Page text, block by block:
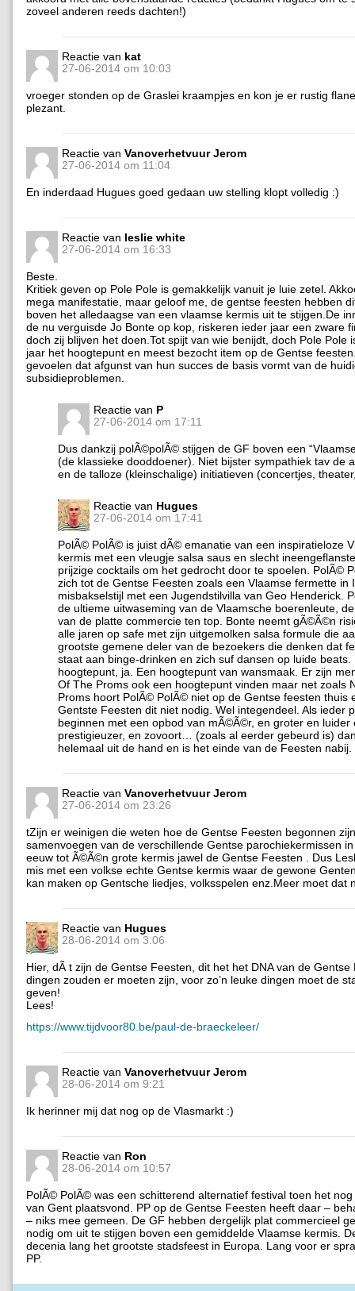
zoveel anderen reeds dachten!)
Reactie van kat
27-06-2014 om 10:03
vroeger stonden op de Graslei kraampjes en kon je er rustig
plezant.
Reactie van Vanoverhetvuur Jerom
27-06-2014 om 11:04
En inderdaad Hugues goed gedaan uw stelling klopt volledig :)
Reactie van leslie white
27-06-2014 om 16:33
Beste.
Kritiek geven op Pole Pole is gemakkelijk vanuit je luie zetel.
mega manifestatie, maar geloof me, de gentse feesten hebben
boven het alledaagse van een vlaamse kermis uit te stijgen.De
de nu verguisde Jo Bonte op kop, riskeren ieder jaar een zware
doch zij blijven het doen.Tot spijt van wie benijdt, doch Pole Pole
jaar het hoogtepunt en meest bezocht item op de Gentse
gevoelen dat afgunst van hun succes de basis vormt van de
subsidieproblemen.
Reactie van P
27-06-2014 om 17:11
Dus dankzij polÃ©polÃ© stijgen de GF boven een
(de klassieke dooddoener). Niet bijster sympathiek tav de
en de talloze (kleinschalige) initiatieven (concertjes,
Reactie van Hugues
27-06-2014 om 17:41
PolÃ© PolÃ© is juist dÃ© emanatie van een inspiratieloze
kermis met een vleugje salsa saus en slecht
prijzige cocktails om het gedrocht door te spoelen. PolÃ©
zich tot de Gentse Feesten zoals een Vlaamse fermette in
misbakselstijl met een Jugendstilvilla van Geo Henderick.
de ultieme uitwaseming van de Vlaamsche boerenleute,
van de platte commercie ten top. Bonte neemt gÃ©Ã©n
alle jaren op safe met zijn uitgemolken salsa formule die
grootste gemene deler van de bezoekers die denken dat
staat aan binge-drinken en zich suf dansen op luide beats.
hoogtepunt, ja. Een hoogtepunt van wansmaak. Er zijn
Of The Proms ook een hoogtepunt vinden maar net zoals
Proms hoort PolÃ© PolÃ© niet op de Gentse feesten thuis
Gentste Feesten dit niet nodig. Wel integendeel. Als ieder
beginnen met een opbod van mÃ©Ã©r, en groter en luider
prestigieuzer, en zovoort… (zoals al eerder gebeurd is)
helemaal uit de hand en is het einde van de Feesten nabij.
Reactie van Vanoverhetvuur Jerom
27-06-2014 om 23:26
tZijn er weinigen die weten hoe de Gentse Feesten begonnen
samenvoegen van de verschillende Gentse parochiekermissen
eeuw tot Ã©Ã©n grote kermis jawel de Gentse Feesten . Dus
mis met een volkse echte Gentse kermis waar de gewone
kan maken op Gentsche liedjes, volksspelen enz.Meer moet dat
Reactie van Hugues
28-06-2014 om 3:06
Hier, dÃ t zijn de Gentse Feesten, dit het het DNA van de Gentse
dingen zouden er moeten zijn, voor zo’n leuke dingen moet de
geven!
Lees!
https://www.tijdvoor80.be/paul-de-braeckeleer/
Reactie van Vanoverhetvuur Jerom
28-06-2014 om 9:21
Ik herinner mij dat nog op de Vlasmarkt :)
Reactie van Ron
28-06-2014 om 10:57
PolÃ© PolÃ© was een schitterend alternatief festival toen het
van Gent plaatsvond. PP op de Gentse Feesten heeft daar –
– niks mee gemeen. De GF hebben dergelijk plat commercieel
nodig om uit te stijgen boven een gemiddelde Vlaamse kermis.
decenia lang het grootste stadsfeest in Europa. Lang voor er
PP.